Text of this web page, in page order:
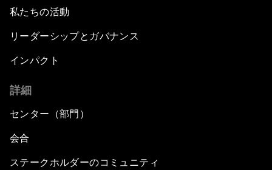
私たちの活動
リーダーシップとガバナンス
インパクト
詳細
センター（部門）
会合
ステークホルダーのコミュニティ